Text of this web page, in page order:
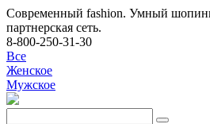
Современный fashion. Умный
партнерская сеть.
8-800-250-31-30
Все
Женское
Мужское